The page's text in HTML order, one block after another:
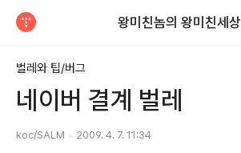
왕미친놈의 왕미친세상
벌레와 팁/버그
네이버 결계 벌레
koc/SALM 2009. 4. 7. 11:34